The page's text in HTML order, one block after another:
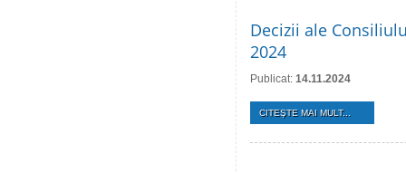
Decizii ale
2024
Publicat: 14.11.2024
CITEŞTE MAI MULT...